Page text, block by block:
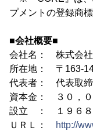
プメントの登録商標
■会社概要■
会社名： 株式会社
所在地： 〒163-
代表者： 代表取
資本金： ３０，０
設立 ： １９６８
ＵＲＬ：
http://